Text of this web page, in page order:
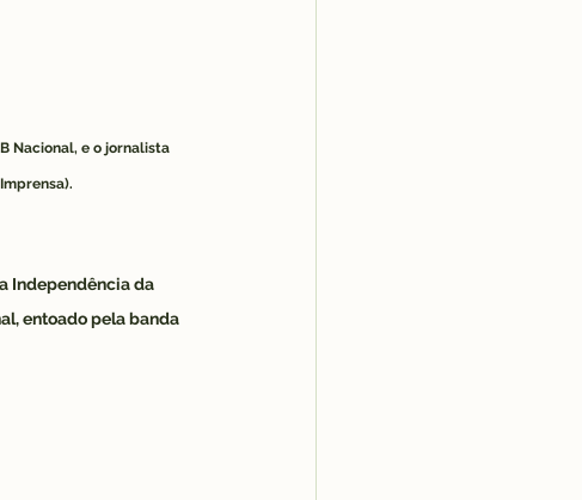
Nacional, e o jornalista
de Imprensa).
Independência da
entoado pela banda